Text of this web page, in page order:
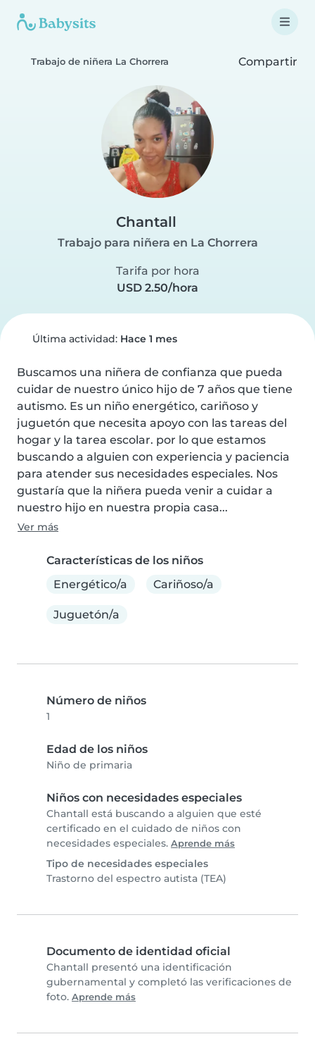
Trabajo de niñera La Chorrera Compartir
Chantall
Trabajo para niñera en La Chorrera
Tarifa por hora
USD 2.50/hora
Última actividad: Hace 1 mes
Buscamos una niñera de confianza que pueda
cuidar de nuestro único hijo de 7 años que tiene
autismo. Es un niño energético, cariñoso y
juguetón que necesita apoyo con las tareas del
hogar y la tarea escolar. por lo que estamos
buscando a alguien con experiencia y paciencia
para atender sus necesidades especiales. Nos
gustaría que la niñera pueda venir a cuidar a
nuestro hijo en nuestra propia casa...
Ver más
Características de los niños
Energético/a
Cariñoso/a
Juguetón/a
Número de niños
1
Edad de los niños
Niño de primaria
Niños con necesidades especiales
Chantall está buscando a alguien que esté
certificado en el cuidado de niños con
necesidades especiales. Aprende más
Tipo de necesidades especiales
Trastorno del espectro autista (TEA)
Documento de identidad oficial
Chantall presentó una identificación
gubernamental y completó las verificaciones de
foto. Aprende más